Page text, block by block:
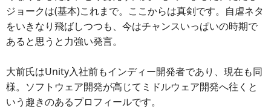
ジョークは(基本)これまで。ここからは真剣です。自虐ネタ
をいきなり飛ばしつつも、今はチャンスいっぱいの時期で
あると思うと力強い発言。
大前氏はUnity入社前もインディー開発者であり、現在も同
様。ソフトウェア開発が高じてミドルウェア開発へ往くと
いう趣きのあるプロフィールです。